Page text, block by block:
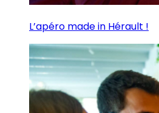
L’apéro made in Hérault !